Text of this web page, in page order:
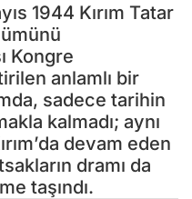
1944 Kırım Tatar
Kongre
anlamlı bir
sadece tarihin
kalmadı; aynı
devam eden
dramı da
taşındı.